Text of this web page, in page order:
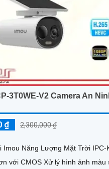
3T0WE-V2 Camera An
₫ 2,300,000 ₫
Imou Năng Lượng Mặt Trời IPC-
với CMOS Xử lý hình ảnh màu